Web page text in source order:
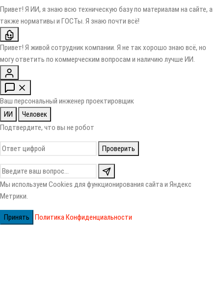
Привет! Я ИИ, я знаю всю техническую базу по материалам на сайте, а
также нормативы и ГОСТы. Я знаю почти всё!
Привет! Я живой сотрудник компании. Я не так хорошо знаю всё, но
могу ответить по коммерческим вопросам и наличию лучше ИИ.
Ваш персональный инженер проектировщик
ИИ
Человек
Подтвердите, что вы не робот
Проверить
Мы используем Cookies для функционирования сайта и Яндекс
Метрики.
Принять Политика Конфиденциальности